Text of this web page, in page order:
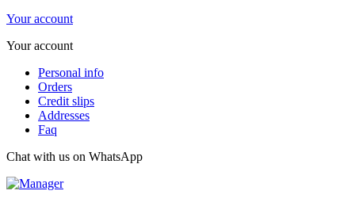
Your account
Your account
Personal info
Orders
Credit slips
Addresses
Faq
Chat with us on WhatsApp